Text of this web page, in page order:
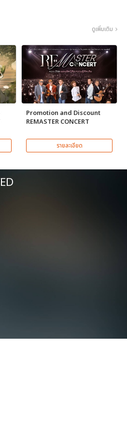
ดูเพิ่มเติม
Promotion and Discount
REMASTER CONCERT
รายละเอียด